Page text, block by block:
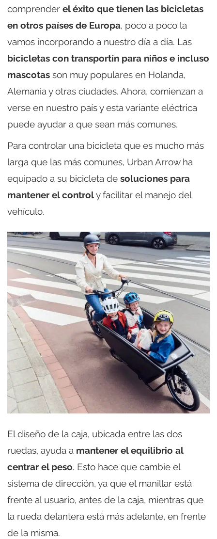
comprender el éxito que tienen las bicicletas
en otros países de Europa, poco a poco la
vamos incorporando a nuestro día a día. Las
bicicletas con transportín para niños e incluso
mascotas son muy populares en Holanda,
Alemania y otras ciudades. Ahora, comienzan a
verse en nuestro país y esta variante eléctrica
puede ayudar a que sean más comunes.
Para controlar una bicicleta que es mucho más
larga que las más comunes, Urban Arrow ha
equipado a su bicicleta de soluciones para
mantener el controly facilitar el manejo del
vehículo.
El diseño de la caja, ubicada entre las dos
ruedas, ayuda a mantener el equilibrio al
centrar el peso. Esto hace que cambie el
sistema de dirección, ya que el manillar está
frente al usuario, antes de la caja, mientras que
la rueda delantera está más adelante, en frente
de la misma.